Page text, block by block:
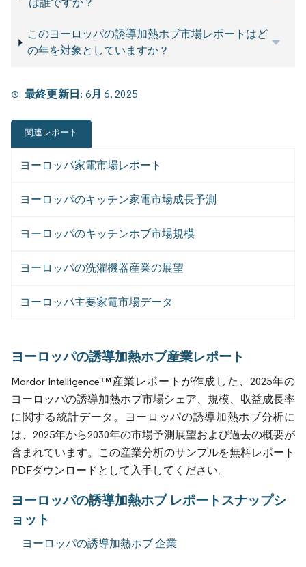
このヨーロッパの誘導加熱ホブ市場レポートはど
の年を対象としていますか？
最終更新日: 6月 6, 2025
関連レポート
ヨーロッパ家電市場レポート
ヨーロッパのキッチン家電市場成長予測
ヨーロッパのキッチンホブ市場規模
ヨーロッパの洗濯機器産業の展望
ヨーロッパ主要家電市場データ
ヨーロッパの誘導加熱ホブ産業レポート
Mordor Intelligence™産業レポートが作成した、2025年の
ヨーロッパの誘導加熱ホブ市場シェア、規模、収益成長率
に関する統計データ。ヨーロッパの誘導加熱ホブ分析に
は、2025年から2030年の市場予測展望および過去の概要が
含まれています。この産業分析のサンプルを無料レポート
PDFダウンロードとして入手してください。
ヨーロッパの誘導加熱ホブ レポートスナップシ
ョット
ヨーロッパの誘導加熱ホブ 企業